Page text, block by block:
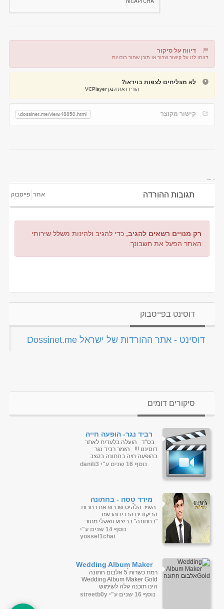
דיווח על סיקור
דווחו לנו על קישור שבור או תוכן שמור בזכויות
דיווח על קישור שבור
לא מצליחים לצפות בוידאו?
הורידו את הנגן VCPlayer
קישור מקוצר
תגובות ההורדה אתר פייסבוק
רק מנויים רשאים להגיב, כדי להגיב ולהינות משלל שירותי
האתר הפעל את חשבונך.
דוסינט בפייסבוק
‏דוסינט - אתר ההורדות של ישראל Dossinet.me‏
סיקורים דומים
רביד נגר- הופעה חייה
בחתונה
בס"ד הועלה בלעדית לאתר
דוסינט !!! הזמר רביד נגר
בהופעה חיה בחתונה בקצב
חסידי קמעא וקצב תימנ...
נוסף 16 שנים ע"י daniti3
מידד טסה - בחתונה
(וואקלי)
השיר הלהיט שכבש את רחבות
הריקודים הרדיו והרשת
"בחתונה" בביצוע וואקלי מתוך
התקליט אתה המלך הוספתי
לכם שרת גמבו מייל ...
נוסף 14 שנים ע"י
yossef1chai
Wedding Album Maker
Goldאלבום חתונה
רמת כשרות 5 אלבום חתונה
Wedding Album Maker Gold
הינו תוכנה קלה לשימוש
המאפשר לך ליצור חתונה
נוסף 16 שנים ע"י streetb0y